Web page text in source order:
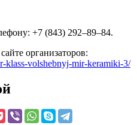
+7 (843) 292–89–84.
организаторов:
klass-volshebnyj-mir-keramiki-3/